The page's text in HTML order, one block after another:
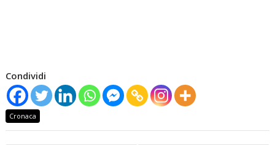
Condividi
Cronaca